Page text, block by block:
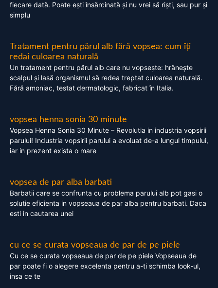
fiecare dată. Poate ești însărcinată și nu vrei să riști, sau pur și
simplu
Tratament pentru părul alb fără vopsea: cum îți
redai culoarea naturală
Un tratament pentru părul alb care nu vopsește: hrănește
scalpul și lasă organismul să redea treptat culoarea naturală.
Fără amoniac, testat dermatologic, fabricat în Italia.
vopsea henna sonia 30 minute
Vopsea Henna Sonia 30 Minute – Revolutia in industria vopsirii
parului! Industria vopsirii parului a evoluat de-a lungul timpului,
iar in prezent exista o mare
vopsea de par alba barbati
Barbatii care se confrunta cu problema parului alb pot gasi o
solutie eficienta in vopseaua de par alba pentru barbati. Daca
esti in cautarea unei
cu ce se curata vopseaua de par de pe piele
Cu ce se curata vopseaua de par de pe piele Vopseaua de
par poate fi o alegere excelenta pentru a-ti schimba look-ul,
insa ce te